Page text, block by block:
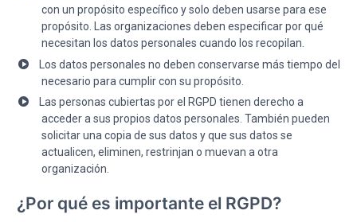
con un propósito específico y solo deben usarse para ese
propósito. Las organizaciones deben especificar por qué
necesitan los datos personales cuando los recopilan.
Los datos personales no deben conservarse más tiempo del
necesario para cumplir con su propósito.
Las personas cubiertas por el RGPD tienen derecho a
acceder a sus propios datos personales. También pueden
solicitar una copia de sus datos y que sus datos se
actualicen, eliminen, restrinjan o muevan a otra
organización.
¿Por qué es importante el RGPD?